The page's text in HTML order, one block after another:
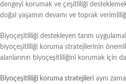
dengeyi korumak ve çeşitliliği
doğal yaşamın devamı ve toprak
Biyoçeşitliliği destekleyen tarım
biyoçeşitliliği koruma stratejilerinin önemli
alanlarının biyoçeşitliliğini korumak için
Biyoçeşitliliği koruma stratejileri aynı